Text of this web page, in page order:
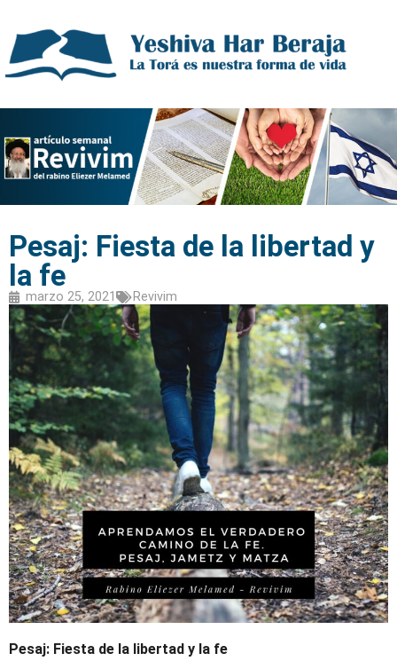
Pesaj: Fiesta de la libertad y
la fe
marzo 25, 2021 Revivim
Pesaj: Fiesta de la libertad y la fe